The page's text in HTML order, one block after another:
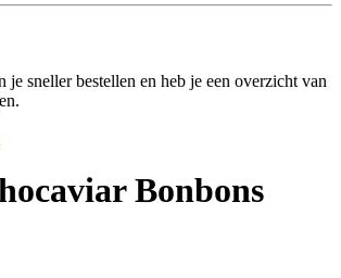
je sneller bestellen en heb je een overzicht van
Bonbons